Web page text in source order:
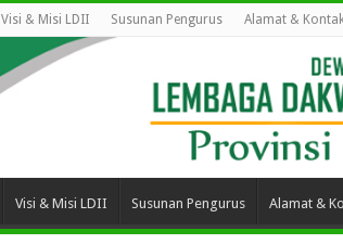
Visi & Misi LDII Susunan Pengurus Alamat &
Visi & Misi LDII Susunan Pengurus Alamat &